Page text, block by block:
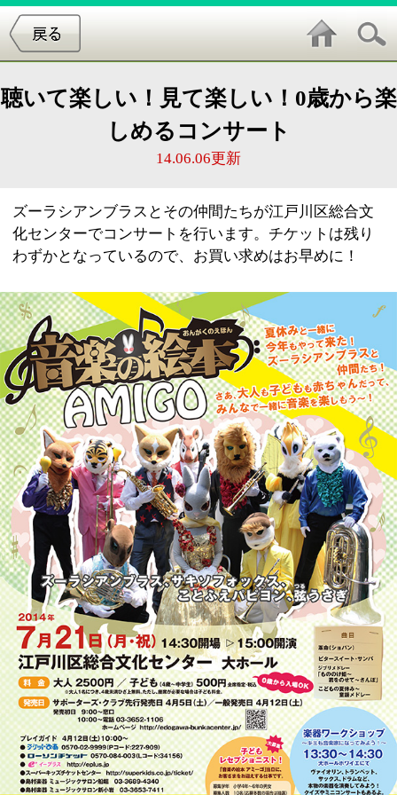
しめるコンサート
ズーラシアンブラスとその仲間たちが江戸川区総合文
化センターでコンサートを行います。チケットは残り
このページの先頭へ
江戸川区時間 江東区時間 葛飾区時間
表示：PC|モバイル
© 2013 art blue Inc.